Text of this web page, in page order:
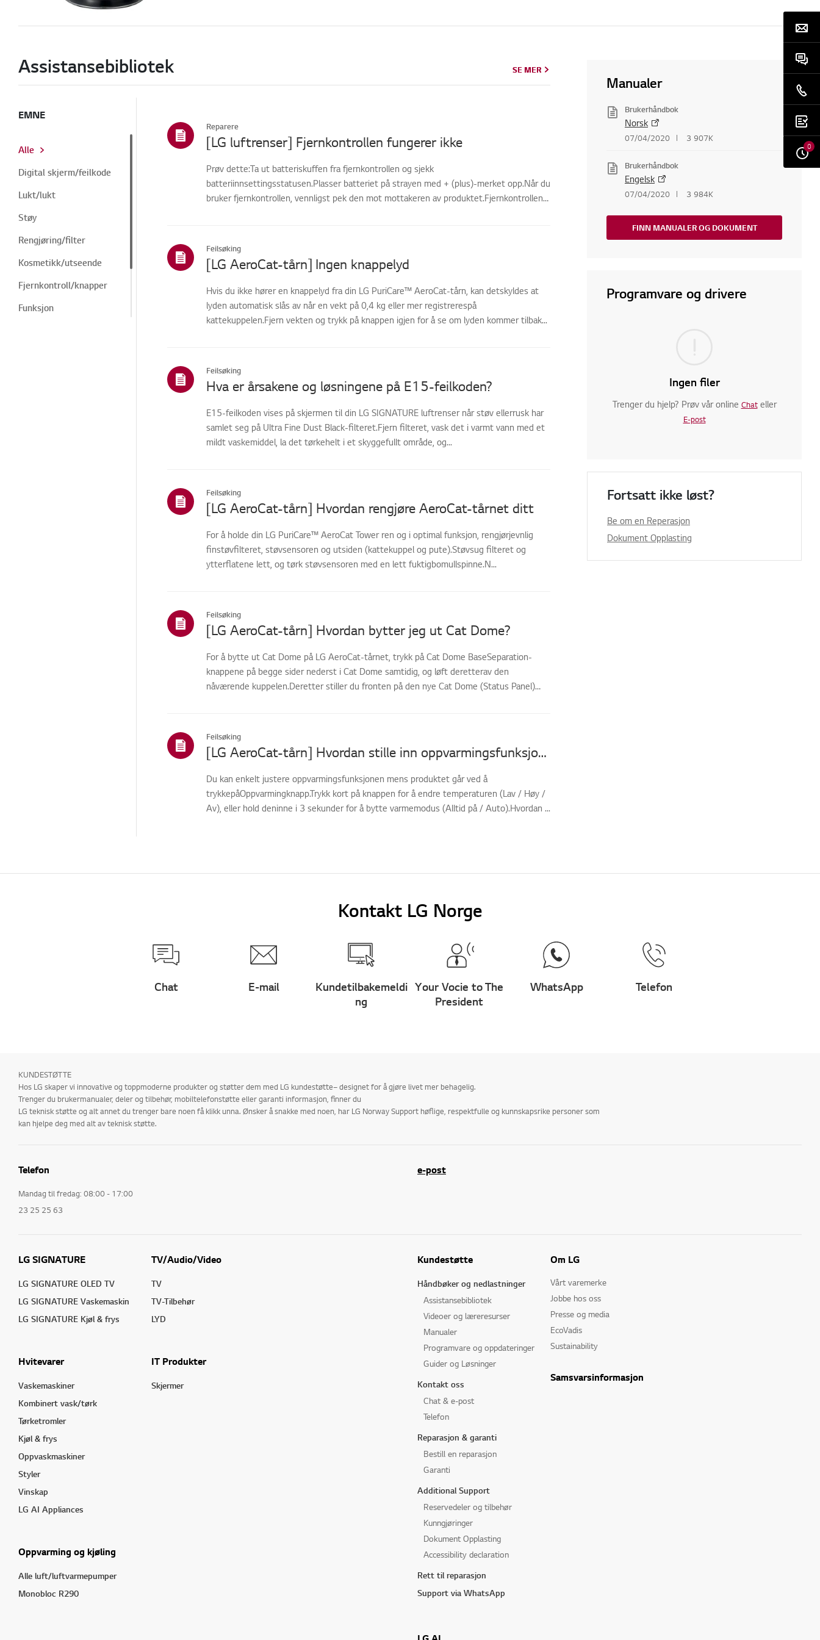
Assistansebibliotek SE MER
EMNE
Alle
Digital skjerm/feilkode
Lukt/lukt
Støy
Rengjøring/filter
Kosmetikk/utseende
Fjernkontroll/knapper
Funksjon
Reparere
[LG luftrenser] Fjernkontrollen fungerer ikke
Prøv dette:Ta ut batteriskuffen fra fjernkontrollen og sjekk
batteriinnsettingsstatusen.Plasser batteriet på strayen med + (plus)-merket opp.Når du
bruker fjernkontrollen, vennligst pek den mot mottakeren av produktet.Fjernkontrollen
Feilsøking
[LG AeroCat-tårn] Ingen knappelyd
Hvis du ikke hører en knappelyd fra din LG PuriCare™ AeroCat-tårn, kan detskyldes at
lyden automatisk slås av når en vekt på 0,4 kg eller mer registrerespå
kattekuppelen.Fjern vekten og trykk på knappen igjen for å se om lyden kommer tilbak...
Feilsøking
Hva er årsakene og løsningene på E15-feilkoden?
E15-feilkoden vises på skjermen til din LG SIGNATURE luftrenser når støv ellerrusk har
samlet seg på Ultra Fine Dust Black-filteret.Fjern filteret, vask det i varmt vann med et
mildt vaskemiddel, la det tørkehelt i et skyggefullt område, og...
Feilsøking
[LG AeroCat-tårn] Hvordan rengjøre AeroCat-tårnet ditt
For å holde din LG PuriCare™ AeroCat Tower ren og i optimal funksjon, rengjørjevnlig
finstøvfilteret, støvsensoren og utsiden (kattekuppel og pute).Støvsug filteret og
ytterflatene lett, og tørk støvsensoren med en lett fuktigbomullspinne.N...
Feilsøking
[LG AeroCat-tårn] Hvordan bytter jeg ut Cat Dome?
For å bytte ut Cat Dome på LG AeroCat-tårnet, trykk på Cat Dome BaseSeparation-
knappene på begge sider nederst i Cat Dome samtidig, og løft deretterav den
nåværende kuppelen.Deretter stiller du fronten på den nye Cat Dome (Status Panel)
Feilsøking
[LG AeroCat-tårn] Hvordan stille inn oppvarmingsfunksjonen
Du kan enkelt justere oppvarmingsfunksjonen mens produktet går ved å
trykkepåOppvarmingknapp.Trykk kort på knappen for å endre temperaturen (Lav / Høy /
Av), eller hold deninne i 3 sekunder for å bytte varmemodus (Alltid på / Auto).Hvordan ...
SE MER
Manualer
Brukerhåndbok
Norsk
07/04/2020 3 907K
Brukerhåndbok
Engelsk
07/04/2020 3 984K
FINN MANUALER OG DOKUMENT
Programvare og drivere
Ingen filer
Trenger du hjelp? Prøv vår online Chateller
E-post
Fortsatt ikke løst?
Be om en Reperasjon
Dokument Opplasting
Kontakt LG Norge
Chat E-mail
Kundetilbakemeldi
ng
Your Vocie to The
President
WhatsApp Telefon
0
KUNDESTØTTE
Hos LG skaper vi innovative og toppmoderne produkter og støtter dem med LG kundestøtte– designet for å gjøre livet mer behagelig.
Trenger du brukermanualer, deler og tilbehør, mobiltelefonstøtte eller garanti informasjon, finner du
LG teknisk støtte og alt annet du trenger bare noen få klikk unna. Ønsker å snakke med noen, har LG Norway Support høflige, respektfulle og kunnskapsrike personer som
kan hjelpe deg med alt av teknisk støtte.
Telefon
Mandag til fredag: 08:00 - 17:00
23 25 25 63
e-post
LG SIGNATURE
LG SIGNATURE OLED TV
LG SIGNATURE Vaskemaskin
LG SIGNATURE Kjøl & frys
TV/Audio/Video
TV
TV-Tilbehør
LYD
Hvitevarer
Vaskemaskiner
Kombinert vask/tørk
Tørketromler
Kjøl & frys
Oppvaskmaskiner
Styler
Vinskap
LG AI Appliances
IT Produkter
Skjermer
Oppvarming og kjøling
Alle luft/luftvarmepumper
Monobloc R290
Kundestøtte
Håndbøker og nedlastninger
Assistansebibliotek
Videoer og læreresurser
Manualer
Programvare og oppdateringer
Guider og Løsninger
Kontakt oss
Chat & e-post
Telefon
Reparasjon & garanti
Bestill en reparasjon
Garanti
Additional Support
Reservedeler og tilbehør
Kunngjøringer
Dokument Opplasting
Accessibility declaration
Rett til reparasjon
Support via WhatsApp
Om LG
Vårt varemerke
Jobbe hos oss
Presse og media
EcoVadis
Sustainability
Samsvarsinformasjon